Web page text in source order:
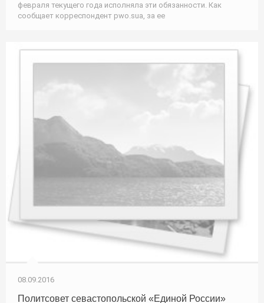
февраля текущего года исполняла эти обязанности. Как
сообщает корреспондент pwo.suа, за ее
08.09.2016
Политсовет севастопольской «Единой России»